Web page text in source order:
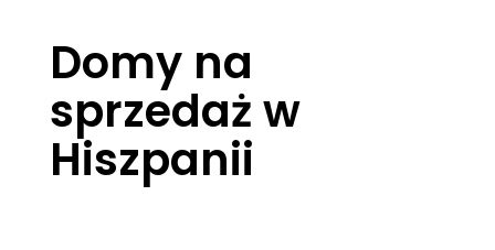
Domy na
sprzedaż w
Hiszpanii